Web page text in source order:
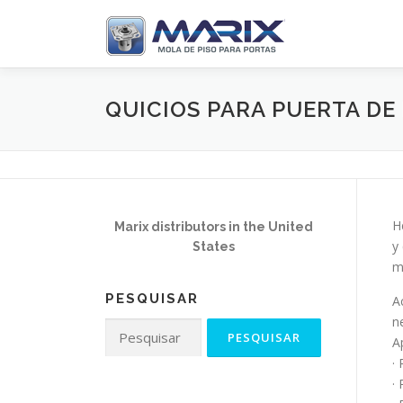
conteúdo
QUICIOS PARA PUERTA
y
·
·
Marix distributors in the United
States
PESQUISAR
por: